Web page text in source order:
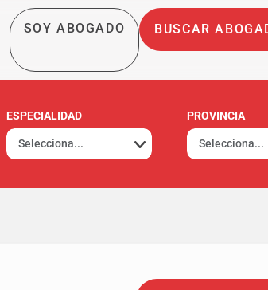
SOY ABOGADO BUSCAR
ESPECIALIDAD PROVINCIA